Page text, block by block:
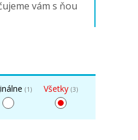
vám s ňou
(1) Všetky (3)